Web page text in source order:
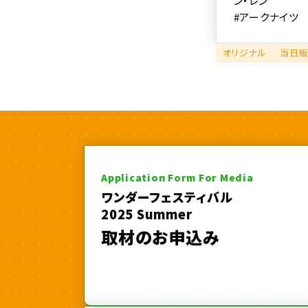
#アークナイツ
オリジナル 当日
Application Form For Media
ワンダーフェスティバル
2025 Summer
取材のお申込み